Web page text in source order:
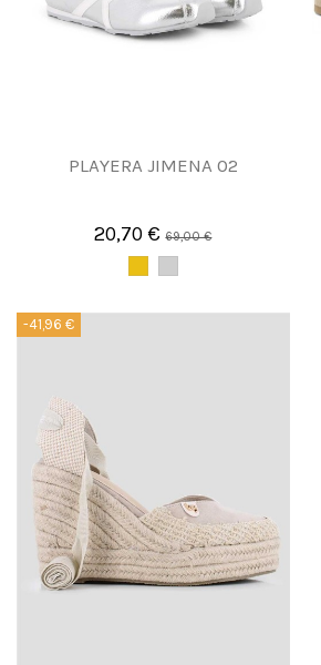
PLAYERA JIMENA 02
20,70 €69,00 €
-41,96 €